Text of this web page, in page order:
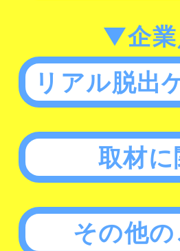
▼企業
リアル脱出
取材
その他